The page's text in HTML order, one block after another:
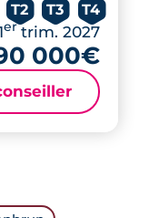
T2 T3 T4
ertrim. 2027
000€